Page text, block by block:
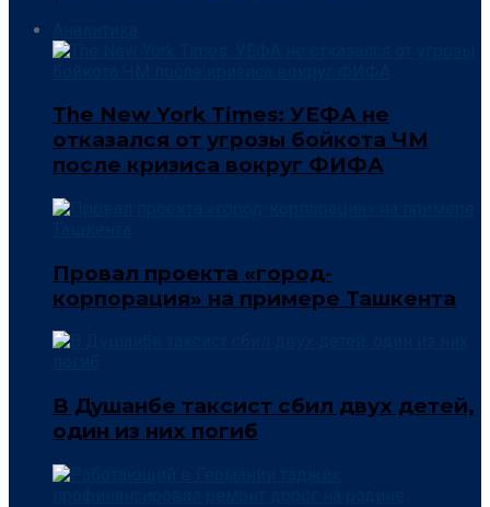
The New York Times: УЕФА не
отказался от угрозы бойкота ЧМ
после кризиса вокруг ФИФА
Провал проекта «город-
корпорация» на примере Ташкента
В Душанбе таксист сбил двух детей,
один из них погиб